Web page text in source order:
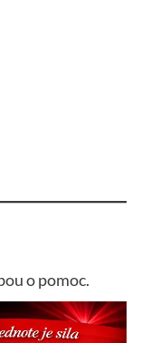
o pomoc.